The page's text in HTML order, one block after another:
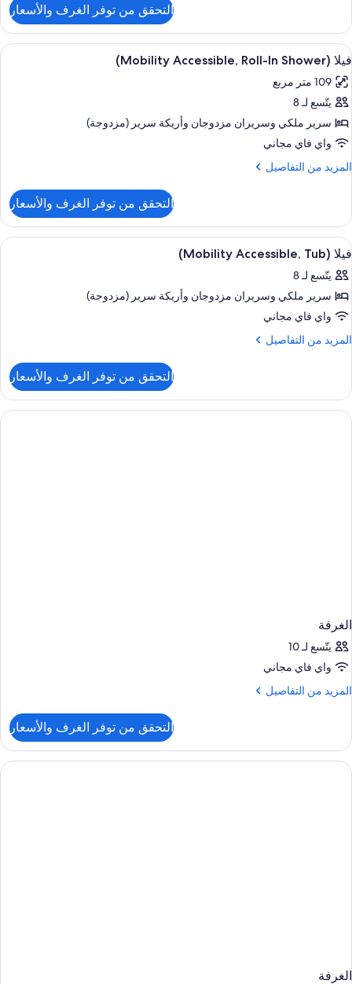
فيلا
(Mobility
Accessible,
Transfer
Shower)
التحقق من توفر الغرف والأسعار
استعراض
جميع
صور
فيلا
(Mobility
Accessible,
Roll-
8
فيلا (Mobility Accessible, Roll-In Shower)
109 متر مربع
يتّسع لـ 8
سرير ملكي‫‬ وسريران مزدوجان‫‬ وأريكة سرير (مزدوجة)
واي فاي مجاني
المزيد من التفاصيل
المزيد
فيلا
(Mobility
Accessible,
In
Shower)
التحقق من توفر الغرف والأسعار
استعراض
جميع
صور
فيلا
(Mobility
Accessible,
3
فيلا (Mobility Accessible, Tub)
يتّسع لـ 8
سرير ملكي‫‬ وسريران مزدوجان‫‬ وأريكة سرير (مزدوجة)
واي فاي مجاني
المزيد من التفاصيل
المزيد
فيلا
(Mobility
Accessible,
التحقق من توفر الغرف والأسعار
الغرفة
يتّسع لـ 10
واي فاي مجاني
المزيد من التفاصيل
المزيد
الغرفة
التحقق من توفر الغرف والأسعار
الغرفة